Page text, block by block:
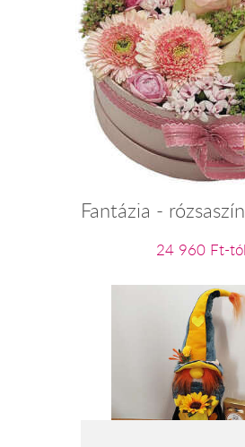
Fantázia -
24 960 Ft-tól